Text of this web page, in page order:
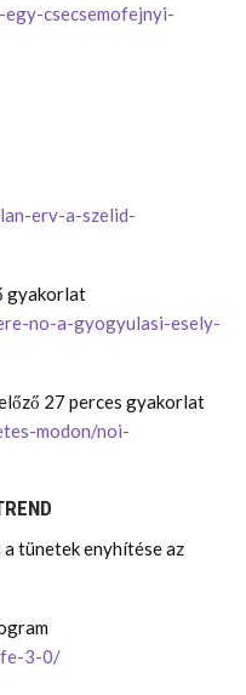
csecsemofejnyi-
erv-a-szelid-
gyakorlat
no-a-gyogyulasi-esely-
27 perces gyakorlat
modon/noi-
tünetek enyhítése az
3-0/